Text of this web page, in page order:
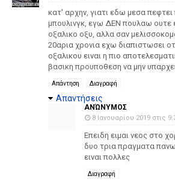
κατ' αρχην, γιατι εδω μεσα πεφτει
μπουλινγκ, εγω ΔΕΝ πουλαω ουτε
οξαλικο οξυ, αλλα σαν
20αρια χρονια εχω διαπιστωσει
οξαλικου ειναι η πιο
βασικη προυποθεση να μην
Απάντηση Διαγραφή
Απαντήσεις
ΑΝΏΝΥΜΟΣ
8 Ιανουαρίου 2019 στις
Επειδη ειμαι νεος στο
δυο τρια πραγματα
ειναι πολλες
Διαγραφή